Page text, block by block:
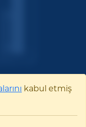
kabul etmiş